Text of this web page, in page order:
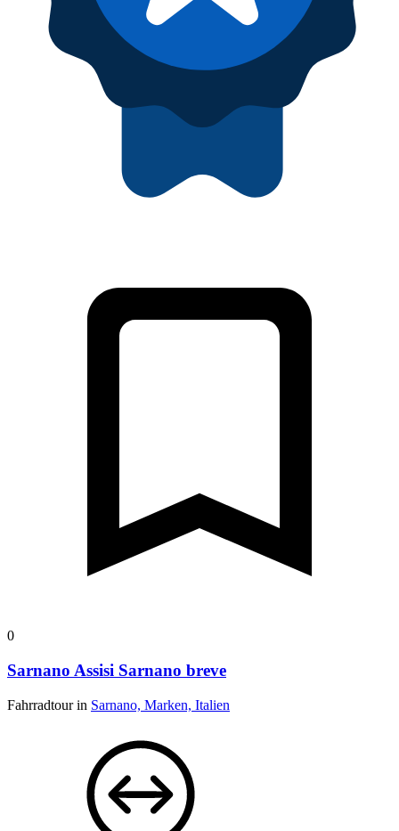
0
Sarnano Assisi Sarnano breve
Fahrradtour in Sarnano, Marken, Italien